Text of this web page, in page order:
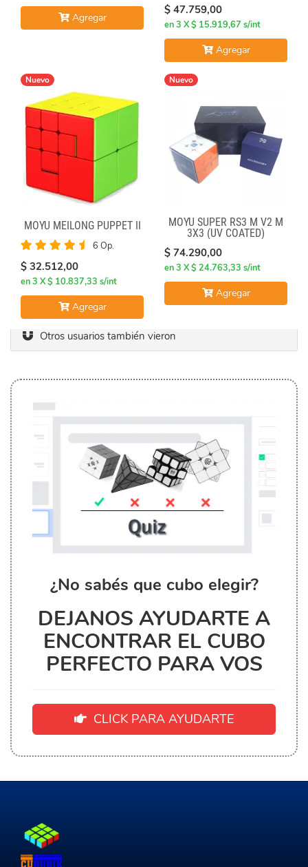
Agregar
$ 47.759,00
en 3 X $ 15.919,67 s/int
Agregar
Nuevo
MOYU MEILONG PUPPET II
6 Op.
$ 32.512,00
en 3 X $ 10.837,33 s/int
Agregar
Nuevo
MOYU SUPER RS3 M V2 M
3X3 (UV COATED)
$ 74.290,00
en 3 X $ 24.763,33 s/int
Agregar
Otros usuarios también vieron
¿No sabés que cubo elegir?
DEJANOS AYUDARTE A
ENCONTRAR EL CUBO
PERFECTO PARA VOS
CLICK PARA AYUDARTE